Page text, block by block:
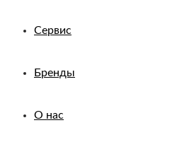
Сервис
Бренды
О нас